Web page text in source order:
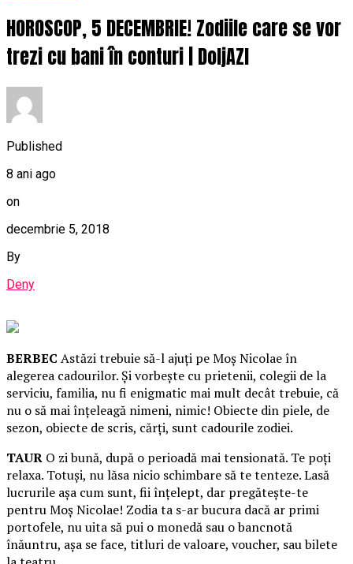
HOROSCOP, 5 DECEMBRIE! Zodiile care se vor
trezi cu bani în conturi | DoljAZI
Published
8 ani ago
on
decembrie 5, 2018
By
Deny
BERBEC Astăzi trebuie să-l ajuţi pe Moş Nicolae în
alegerea cadourilor. Şi vorbeşte cu prietenii, colegii de la
serviciu, familia, nu fi enigmatic mai mult decât trebuie, că
nu o să mai înţeleagă nimeni, nimic! Obiecte din piele, de
sezon, obiecte de scris, cărţi, sunt cadourile zodiei.
TAUR O zi bună, după o perioadă mai tensionată. Te poţi
relaxa. Totuşi, nu lăsa nicio schimbare să te tenteze.Lasă
lucrurile aşa cum sunt, fii înţelept, dar pregăteşte-te
pentru Moş Nicolae! Zodia ta s-ar bucura dacă ar primi
portofele, nu uita să pui o monedă sau o bancnotă
înăuntru, aşa se face, titluri de valoare, voucher, sau bilete